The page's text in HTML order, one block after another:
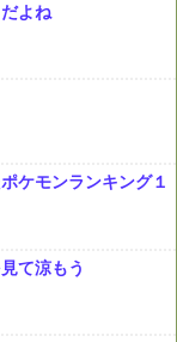
よね
ケモンランキング１
て涼もう